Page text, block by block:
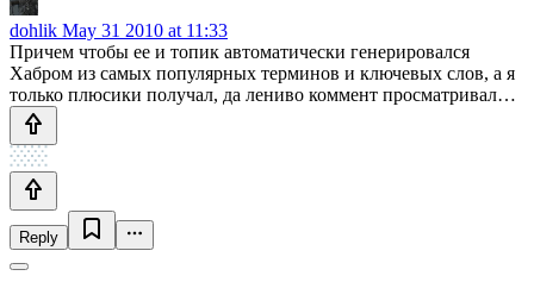
dohlik May 31 2010 at 11:33
Причем чтобы ее и топик автоматически генерировался
Хабром из самых популярных терминов и ключевых слов, а я
только плюсики получал, да лениво коммент просматривал…
Reply